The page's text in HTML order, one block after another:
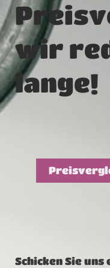
wir
lange!
Schicken Sie